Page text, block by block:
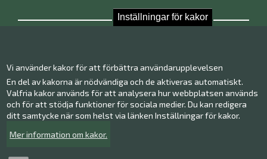
Inställningar för kakor
Vi använder kakor för att förbättra användarupplevelsen
En del av kakorna är nödvändiga och de aktiveras automatiskt.
Valfria kakor används för att analysera hur webbplatsen används
och för att stödja funktioner för sociala medier. Du kan redigera
ditt samtycke när som helst via länken Inställningar för kakor.
Mer information om kakor.
Kontakt information
Ge respons
Facebook
Instagram